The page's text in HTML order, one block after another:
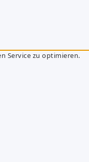
Service zu optimieren.